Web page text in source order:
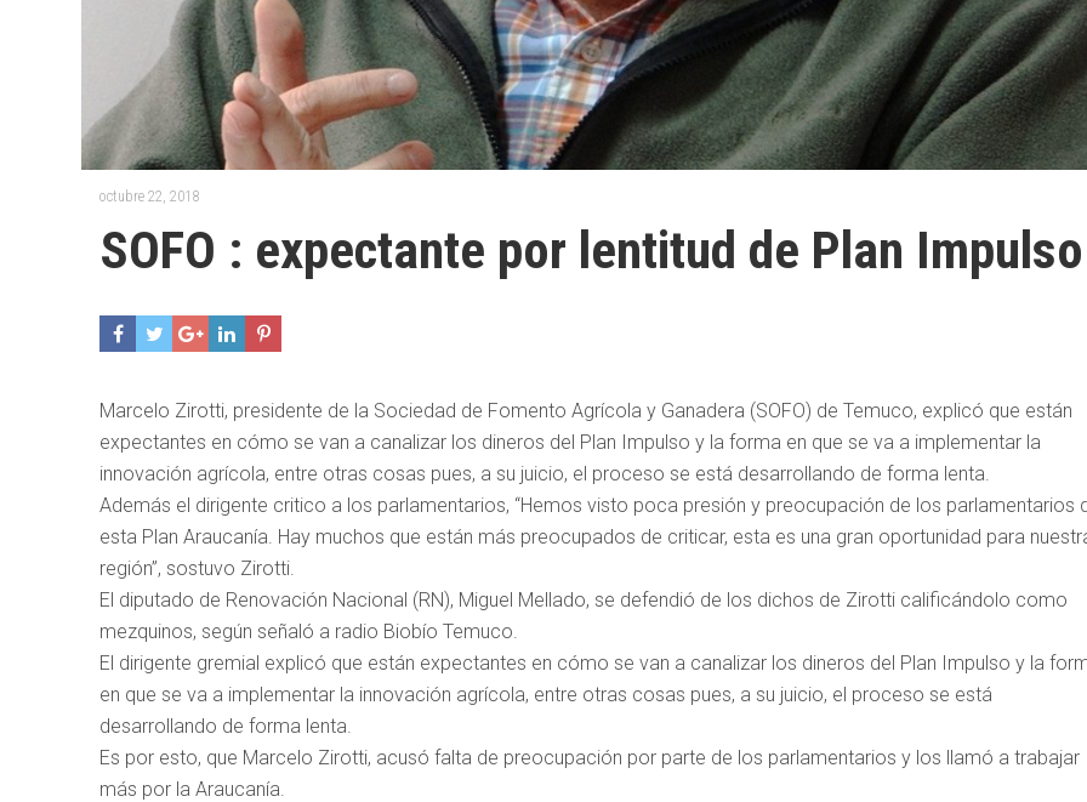
octubre 22, 2018
SOFO : expectante por lentitud de Plan Impulso
Marcelo Zirotti, presidente de la Sociedad de Fomento Agrícola y Ganadera (SOFO) de Temuco, explicó que están
expectantes en cómo se van a canalizar los dineros del Plan Impulso y la forma en que se va a implementar la
innovación agrícola, entre otras cosas pues, a su juicio, el proceso se está desarrollando de forma lenta.
Además el dirigente critico a los parlamentarios, “Hemos visto poca presión y preocupación de los parlamentarios
esta Plan Araucanía. Hay muchos que están más preocupados de criticar, esta es una gran oportunidad para
región”, sostuvo Zirotti.
El diputado de Renovación Nacional (RN), Miguel Mellado, se defendió de los dichos de Zirotti calificándolo como
mezquinos, según señaló a radio Biobío Temuco.
El dirigente gremial explicó que están expectantes en cómo se van a canalizar los dineros del Plan Impulso y la
en que se va a implementar la innovación agrícola, entre otras cosas pues, a su juicio, el proceso se está
desarrollando de forma lenta.
Es por esto, que Marcelo Zirotti, acusó falta de preocupación por parte de los parlamentarios y los llamó a trabajar
más por la Araucanía.